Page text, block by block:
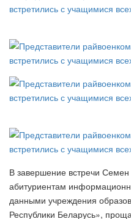
В завершение встречи
абитуриентам
данными учреждения
Республики Беларусь»,